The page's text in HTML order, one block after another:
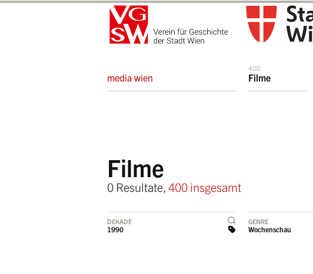
media wien
400
Filme
Filme
0 Resultate, 400 insgesamt
DEKADE
1990
GENRE
Wochenschau